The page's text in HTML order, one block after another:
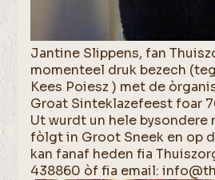
Jantine Slippens, fan
momenteel druk bezech
Kees Poiesz ) met de
Groat Sinteklazefeest foar
Ut wurdt un hele bysondere
fòlgt in Groot Sneek en op
kan fanaf heden fia
438860 òf fia email: